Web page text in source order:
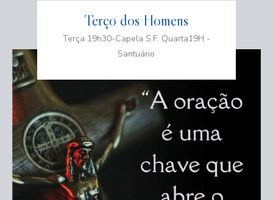
Terço dos Homens
Terça 19h30-Capela S.F. Quarta19H -
Santuário